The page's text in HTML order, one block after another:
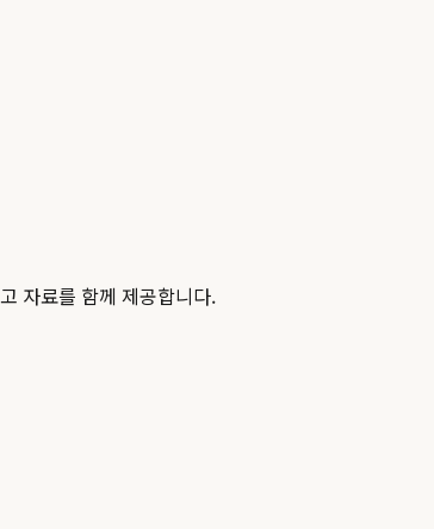
자료를 함께 제공합니다.